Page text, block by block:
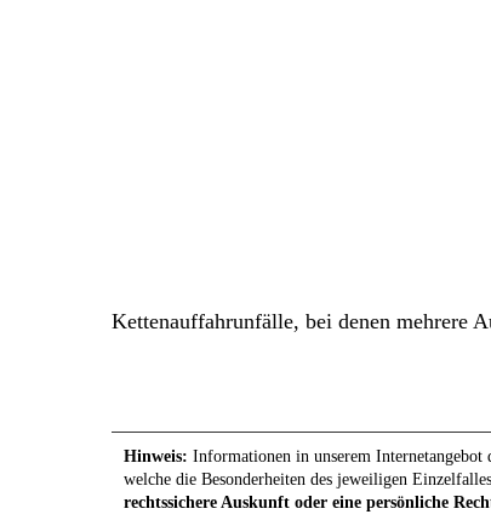
Kettenauffahrunfälle, bei denen mehrere
Hinweis: Informationen in unserem Internetangebot
welche die Besonderheiten des jeweiligen
rechtssichere Auskunft oder eine persönliche